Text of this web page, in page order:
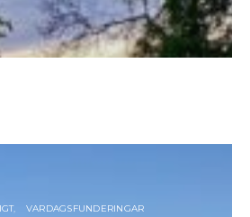
VARDAGSFUNDERINGAR